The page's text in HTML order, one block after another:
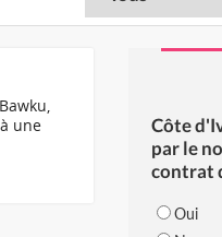
une
Côte
par le
contrat
Oui